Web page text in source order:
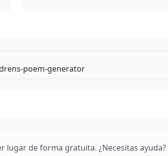
de forma gratuita. ¿Necesitas ayuda?